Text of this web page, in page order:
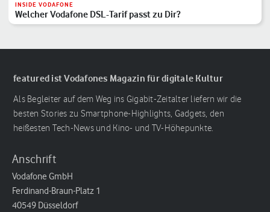
INSIDE VODAFONE
Welcher Vodafone DSL-Tarif passt zu Dir?
featured ist Vodafones Magazin für digitale Kultur
Als Begleiter auf dem Weg ins Gigabit-Zeitalter liefern wir die
besten Stories zu Smartphone-Highlights, Gadgets, den
heißesten Tech-News und Kino- und TV-Höhepunkte.
Anschrift
Vodafone GmbH
Ferdinand-Braun-Platz 1
40549 Düsseldorf